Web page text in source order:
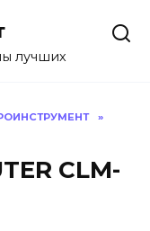
лучших
»
CLM-